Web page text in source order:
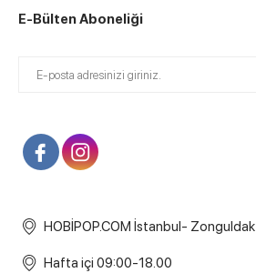
E-Bülten Aboneliği
HOBİPOP.COM İstanbul- Zonguldak
Hafta içi 09:00-18.00